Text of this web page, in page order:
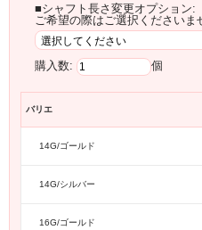
■シャフト長さ変更オプション:
ご希望の際はご選択くださいま
購入数: 個
バリエ
14G/ゴールド
14G/シルバー
16G/ゴールド